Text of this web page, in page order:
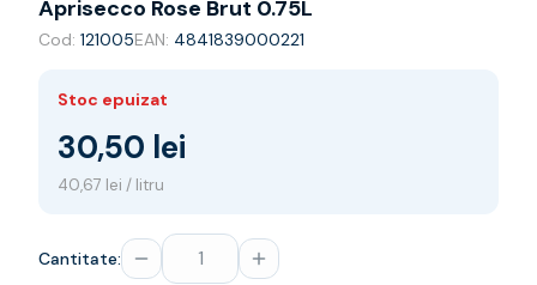
Franta
Spania
Australia
Germania
Noua Zeelanda
Prosecco
Aprisecco Rose Brut 0.75L
Cod: 121005EAN: 4841839000221
Stoc epuizat
30,50 lei
40,67 lei / litru
Cantitate: